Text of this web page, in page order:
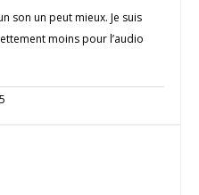
son un peut mieux. Je suis
moins pour l’audio